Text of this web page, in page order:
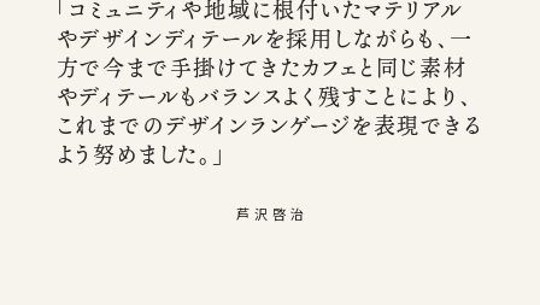
「コミュニティや地域に根付いたマテリアル
やデザインディテールを採用しながらも、一
方で今まで手掛けてきたカフェと同じ素材
やディテールもバランスよく残すことにより、
これまでのデザインランゲージを表現できる
よう努めました。」
芦 沢 啓 治